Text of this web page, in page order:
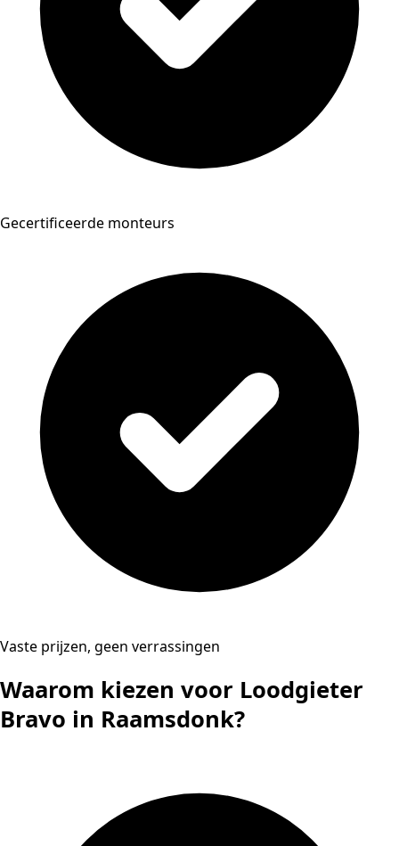
Gecertificeerde monteurs
Vaste prijzen, geen verrassingen
Waarom kiezen voor Loodgieter
Bravo in Raamsdonk?